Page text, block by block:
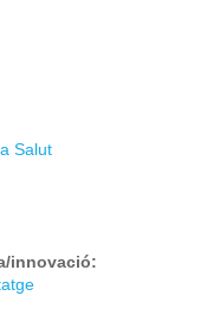
Salut
innovació: